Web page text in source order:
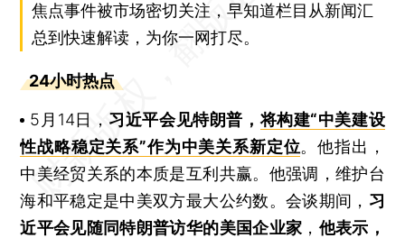
焦点事件被市场密切关注，早知道栏目从新闻汇
总到快速解读，为你一网打尽。
24小时热点
5月14日， 习近平会见特朗普 ，将构建“中美建设
性战略稳定关系”作为中美关系新定位。他指出，
中美经贸关系的本质是互利共赢。他强调，维护台
海和平稳定是中美双方最大公约数。会谈期间， 习
近平会见随同特朗普访华的美国企业家 ， 他表示，